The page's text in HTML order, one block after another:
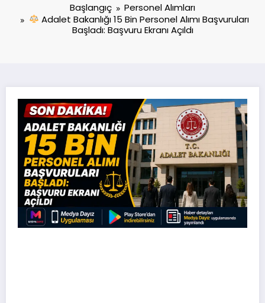
Başlangıç
Personel Alımları
Adalet Bakanlığı 15 Bin Personel Alımı Başvuruları
Başladı: Başvuru Ekranı Açıldı